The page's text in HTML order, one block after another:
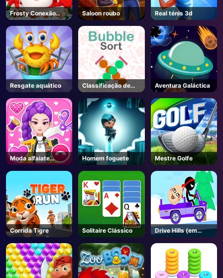
AD
Frosty Conexão
Quest
Saloon roubo Real ténis 3d
Resgate aquático
Classificação de
bolhas
Aventura Galáctica
Moda alfaiate
roupas 3D
Homem foguete Mestre Golfe
Corrida Tigre Solitaire Clássico
Drive Hills (em
inglês)